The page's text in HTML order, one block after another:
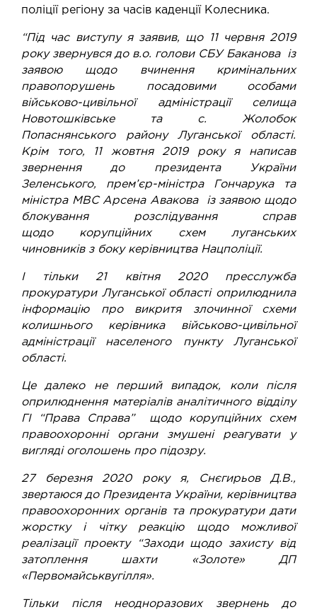
поліції регіону за часів каденції Колесника.
“Під час виступу я заявив, що 11 червня 2019
року звернувся до в.о. голови СБУ Баканова із
заявою щодо вчинення кримінальних
правопорушень посадовими особами
військово-цивільної адміністрації селища
Новотошківське та с. Жолобок
Попаснянського району Луганської області.
Крім того, 11 жовтня 2019 року я написав
звернення до президента України
Зеленського, прем’єр-міністра Гончарука та
міністра МВС Арсена Авакова із заявою щодо
блокування розслідування справ
щодо корупційних схем луганських
чиновників з боку керівництва Нацполіції.
І тільки 21 квітня 2020 пресслужба
прокуратури Луганської області оприлюднила
інформацію про викритя злочинної схеми
колишнього керівника військово-цивільної
адміністрації населеного пункту Луганської
області.
Це далеко не перший випадок, коли після
оприлюднення матеріалів аналітичного відділу
ГІ “Права Справа” щодо корупційних схем
правоохоронні органи змушені реагувати у
вигляді оголошень про підозру.
27 березня 2020 року я, Снєгирьов Д.В.,
звертаюся до Президента України, керівництва
правоохоронних органів та прокуратури дати
жорстку і чітку реакцію щодо можливої
реалізації проекту “Заходи щодо захисту від
затоплення шахти «Золоте» ДП
«Первомайськвугілля».
Тільки після неодноразових звернень до